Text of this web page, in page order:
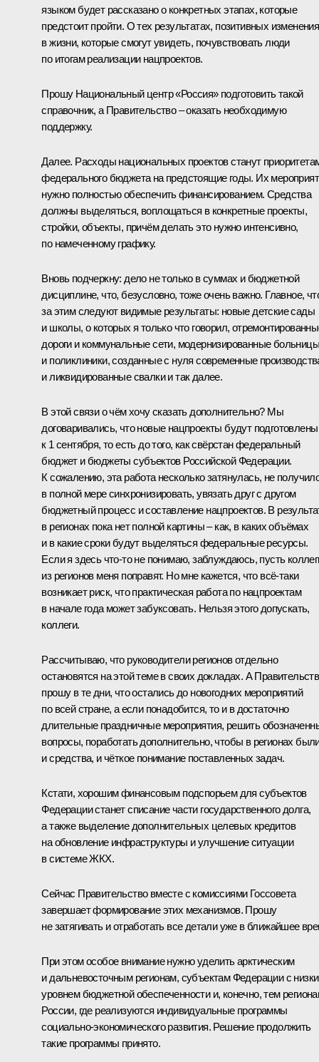
языком будет рассказано о конкретных этапах, которые
предстоит пройти. О тех результатах, позитивных
в жизни, которые смогут увидеть, почувствовать люди
по итогам реализации нацпроектов.
Прошу Национальный центр «Россия» подготовить такой
справочник, а Правительство – оказать необходимую
поддержку.
Далее. Расходы национальных проектов станут
федерального бюджета на предстоящие годы. Их
нужно полностью обеспечить финансированием. Средства
должны выделяться, воплощаться в конкретные проекты,
стройки, объекты, причём делать это нужно интенсивно,
по намеченному графику.
Вновь подчеркну: дело не только в суммах и бюджетной
дисциплине, что, безусловно, тоже очень важно. Главное,
за этим следуют видимые результаты: новые детские сады
и школы, о которых я только что говорил,
дороги и коммунальные сети, модернизированные больницы
и поликлиники, созданные с нуля современные
и ликвидированные свалки и так далее.
В этой связи о чём хочу сказать дополнительно? Мы
договаривались, что новые нацпроекты будут подготовлены
к 1 сентября, то есть до того, как свёрстан федеральный
бюджет и бюджеты субъектов Российской Федерации.
К сожалению, эта работа несколько затянулась, не
в полной мере синхронизировать, увязать друг с другом
бюджетный процесс и составление нацпроектов. В
в регионах пока нет полной картины – как, в каких объёмах
и в какие сроки будут выделяться федеральные ресурсы.
Если я здесь что-то не понимаю, заблуждаюсь, пусть
из регионов меня поправят. Но мне кажется, что всё-таки
возникает риск, что практическая работа по нацпроектам
в начале года может забуксовать. Нельзя этого допускать,
коллеги.
Рассчитываю, что руководители регионов отдельно
остановятся на этой теме в своих докладах. А
прошу в те дни, что остались до новогодних мероприятий
по всей стране, а если понадобится, то и в достаточно
длительные праздничные мероприятия, решить
вопросы, поработать дополнительно, чтобы в регионах
и средства, и чёткое понимание поставленных задач.
Кстати, хорошим финансовым подспорьем для субъектов
Федерации станет списание части государственного долга,
а также выделение дополнительных целевых кредитов
на обновление инфраструктуры и улучшение ситуации
в системе ЖКХ.
Сейчас Правительство вместе с комиссиями Госсовета
завершает формирование этих механизмов. Прошу
не затягивать и отработать все детали уже в ближайшее
При этом особое внимание нужно уделить арктическим
и дальневосточным регионам, субъектам Федерации с
уровнем бюджетной обеспеченности и, конечно, тем
России, где реализуются индивидуальные программы
социально-экономического развития. Решение продолжить
такие программы принято.